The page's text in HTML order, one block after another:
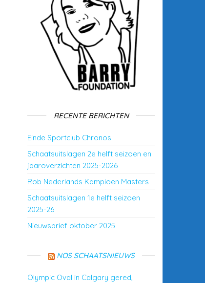
RECENTE BERICHTEN
Einde Sportclub Chronos
Schaatsuitslagen 2e helft seizoen en
jaaroverzichten 2025-2026
Rob Nederlands Kampioen Masters
Schaatsuitslagen 1e helft seizoen
2025-26
Nieuwsbrief oktober 2025
NOS SCHAATSNIEUWS
Olympic Oval in Calgary gered,